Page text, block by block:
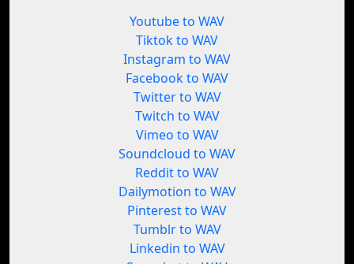
Youtube to WAV
Tiktok to WAV
Instagram to WAV
Facebook to WAV
Twitter to WAV
Twitch to WAV
Vimeo to WAV
Soundcloud to WAV
Reddit to WAV
Dailymotion to WAV
Pinterest to WAV
Tumblr to WAV
Linkedin to WAV